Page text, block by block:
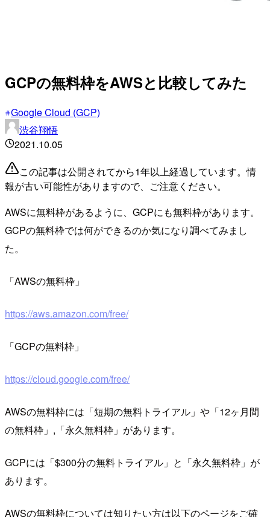
GCPの無料枠をAWSと比較してみた
Google Cloud (GCP)
渋谷翔悟
2021.10.05
この記事は公開されてから1年以上経過しています。情
報が古い可能性がありますので、ご注意ください。
AWSに無料枠があるように、GCPにも無料枠があります。
GCPの無料枠では何ができるのか気になり調べてみまし
た。
「AWSの無料枠」
https://aws.amazon.com/free/
「GCPの無料枠」
https://cloud.google.com/free/
AWSの無料枠には「短期の無料トライアル」や「12ヶ月間
の無料枠」,「永久無料枠」があります。
GCPには「$300分の無料トライアル」と「永久無料枠」が
あります。
AWSの無料枠については知りたい方は以下のページをご確